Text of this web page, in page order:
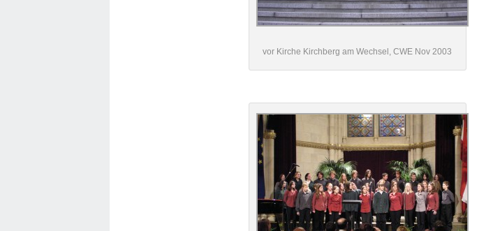
vor Kirche Kirchberg am Wechsel, CWE Nov 2003